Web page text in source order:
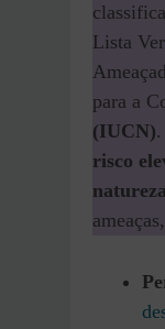
Lista
para a
(IUCN)
risco